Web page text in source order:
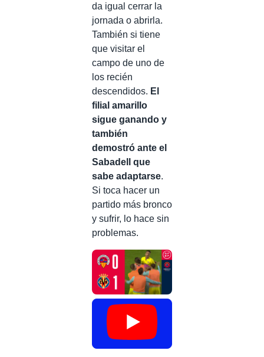
da igual cerrar la
jornada o abrirla.
También si tiene
que visitar el
campo de uno de
los recién
descendidos. El
filial amarillo
sigue ganando y
también
demostró ante el
Sabadell que
sabe adaptarse.
Si toca hacer un
partido más bronco
y sufrir, lo hace sin
problemas.